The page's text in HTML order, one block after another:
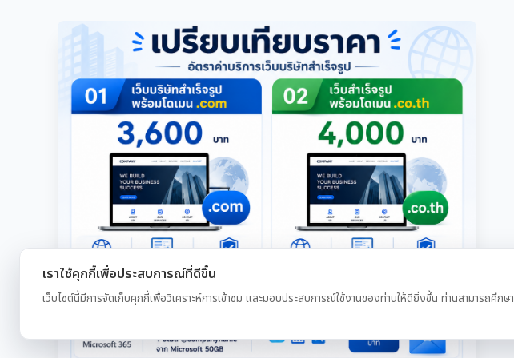
เราใช้คุกกี้เพื่อประสบการณ์ที่ดีขึ้น
เว็บไซต์นี้มีการจัดเก็บคุกกี้เพื่อวิเคราะห์การเข้าชม และมอบประสบการณ์ใช้งานของท่านให้ดียิ่งขึ้น ท่านสามารถศึกษา